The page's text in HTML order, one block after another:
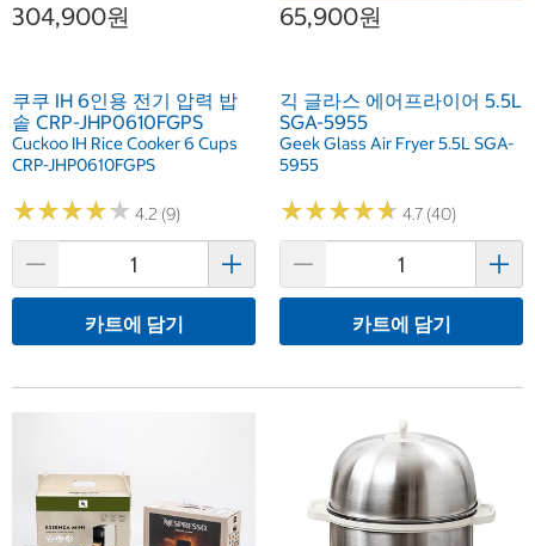
304,900원
쿠쿠 IH 6인용 전기 압력 밥
솥 CRP-JHP0610FGPS
Cuckoo IH Rice Cooker 6 Cups
CRP-JHP0610FGPS
★★★★★
★★★★★ 4.2 (9)
카트에 담기
65,900원
긱 글라스 에어프라이어 5.5L
SGA-5955
Geek Glass Air Fryer 5.5L SGA-
5955
★★★★★
★★★★★ 4.7 (40)
카트에 담기